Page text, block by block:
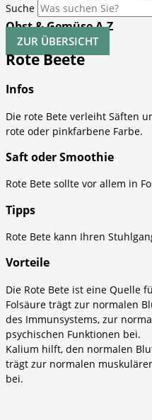
Suche
Obst & Gemüse A-Z
ZUR ÜBERSICHT
Rote Beete
Infos
Die rote Bete verleiht Säften
rote oder pinkfarbene Farbe.
Saft oder Smoothie
Rote Bete sollte vor allem in
Tipps
Rote Bete kann Ihren
Vorteile
Die Rote Bete ist eine Quelle
Folsäure trägt zur normalen
des Immunsystems, zur
psychischen Funktionen bei.
Kalium hilft, den normalen
trägt zur normalen
bei.